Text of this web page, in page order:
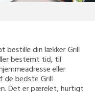
bestille din lækker Grill
bestemt tid, til
eller
de bedste Grill
Det er pærelet, hurtigt